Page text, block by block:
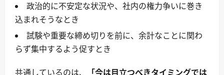
政治的に不安定な状況や、社内の権力争いに巻き
込まれそうなとき
試験や重要な締め切りを前に、余計なことに関わ
らず集中するよう促すとき
共通しているのは、
「今は目立つべきタイミングでは